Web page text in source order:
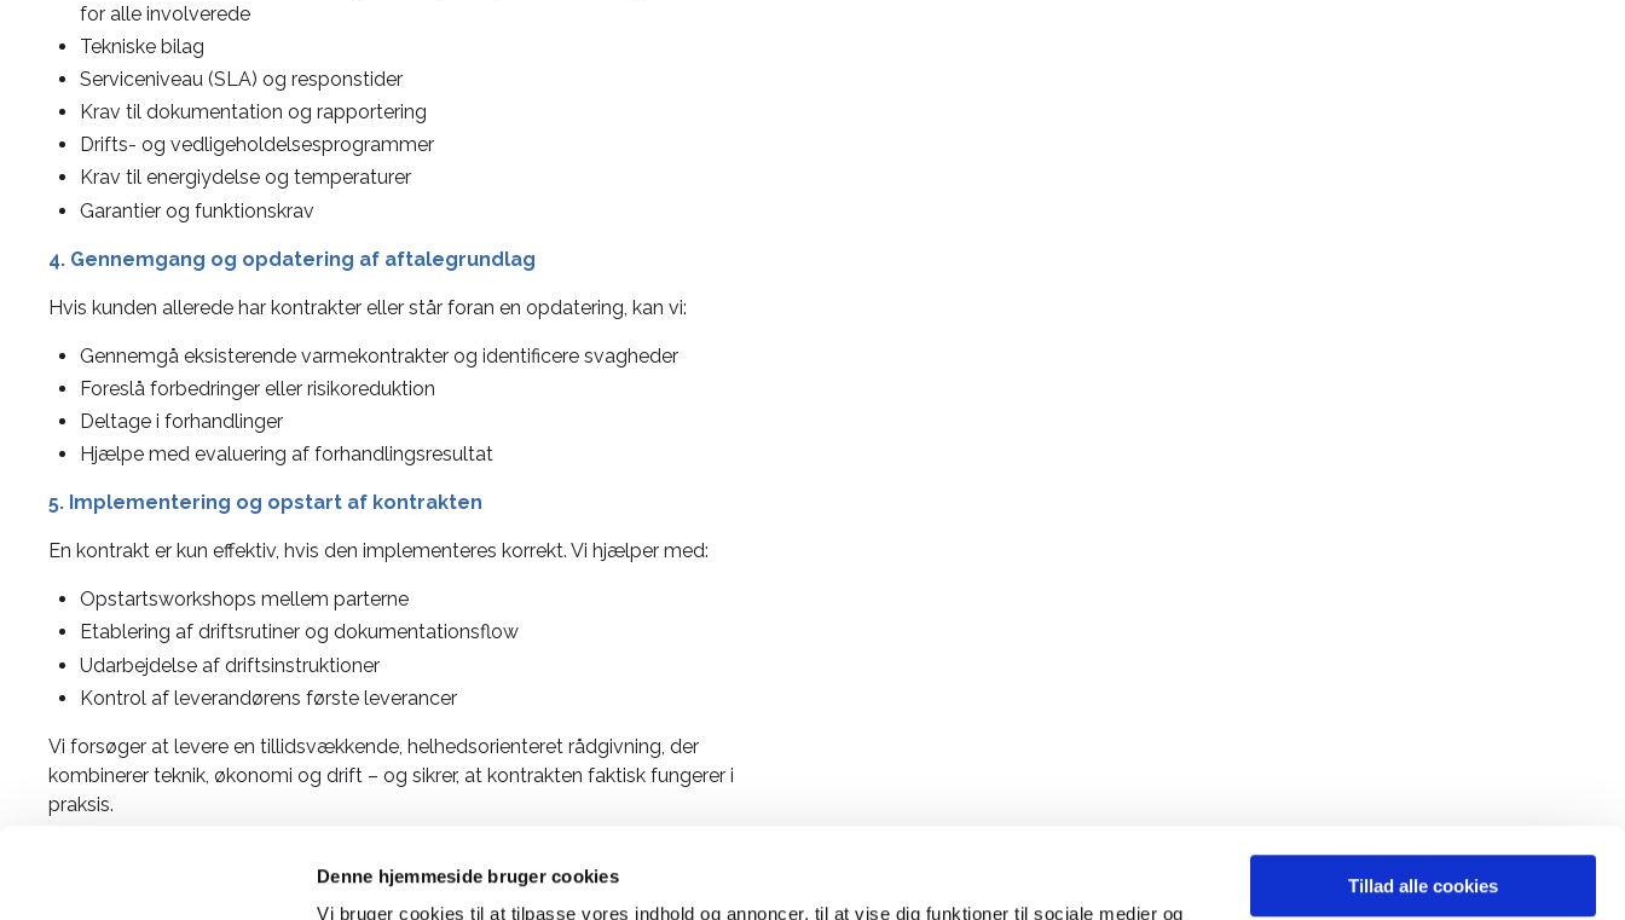
Denne hjemmeside bruger cookies
Vi bruger cookies til at tilpasse vores indhold og annoncer, til at vise dig funktioner til sociale medier og
Tillad alle cookies
for alle involverede
Tekniske bilag
Serviceniveau (SLA) og responstider
Krav til dokumentation og rapportering
Drifts- og vedligeholdelsesprogrammer
Krav til energiydelse og temperaturer
Garantier og funktionskrav
4. Gennemgang og opdatering af aftalegrundlag
Hvis kunden allerede har kontrakter eller står foran en opdatering, kan vi:
Gennemgå eksisterende varmekontrakter og identificere svagheder
Foreslå forbedringer eller risikoreduktion
Deltage i forhandlinger
Hjælpe med evaluering af forhandlingsresultat
5. Implementering og opstart af kontrakten
En kontrakt er kun effektiv, hvis den implementeres korrekt. Vi hjælper med:
Opstartsworkshops mellem parterne
Etablering af driftsrutiner og dokumentationsflow
Udarbejdelse af driftsinstruktioner
Kontrol af leverandørens første leverancer
Vi forsøger at levere en tillidsvækkende, helhedsorienteret rådgivning, der
kombinerer teknik, økonomi og drift – og sikrer, at kontrakten faktisk fungerer i
praksis.